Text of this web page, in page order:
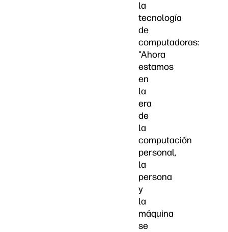
la
tecnología
de
computadoras:
"Ahora
estamos
en
la
era
de
la
computación
personal,
la
persona
y
la
máquina
se